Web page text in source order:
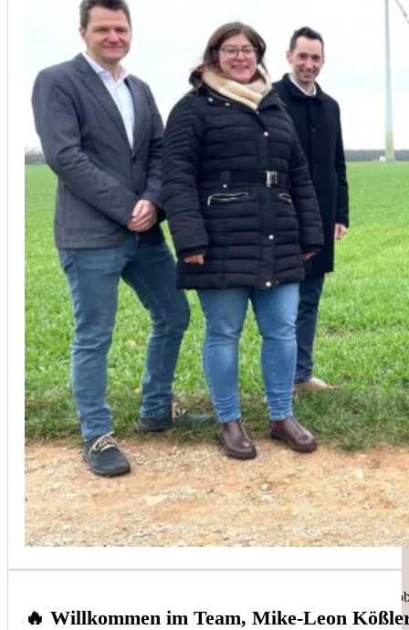
🔥 Willkommen im Team, Mike-Leon
Unsere Kunden vertrauen auf unsere langjährige Erfahrung und
Christoph Windisch
aus unseren Google-Bewertungen
Vom Anbot bis zur Fertigstellung alles rasch und
(Umbau) wurde besprochen und problemlos gelöst.
Johanna Koe
aus unseren Google-Bewertungen
Sehr freundlich! Hat alles super geklappt!
Simon Bilek
Anruf, 3 Stunden später war jemand Vorort, Problem